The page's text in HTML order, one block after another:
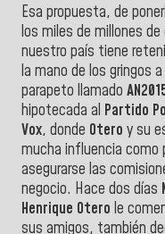
Esa propuesta, de
los miles de millones de
nuestro país tiene
la mano de los gringos
parapeto llamado
hipotecada al Partido
Vox, donde Otero y su
mucha influencia como
asegurarse las
negocio. Hace dos días
Henrique Otero le
sus amigos, también